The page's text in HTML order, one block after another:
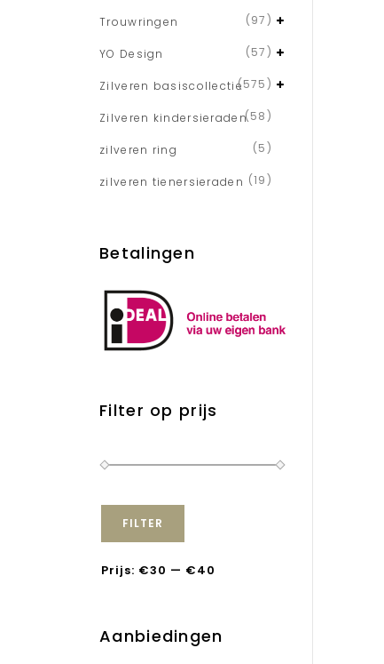
Trouwringen (97)
YO Design (57)
Zilveren basiscollectie(575)
Zilveren kindersieraden(58)
zilveren ring (5)
zilveren tienersieraden (19)
Betalingen
Filter op prijs
FILTER
Prijs: €30 — €40
Aanbiedingen